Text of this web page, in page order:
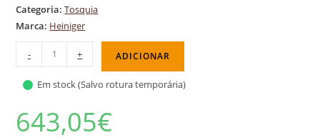
Categoria:Tosquia
Marca: Heiniger
- + ADICIONAR
Em stock (Salvo rotura temporária)
643,05€